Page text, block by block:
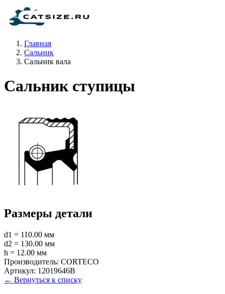
Главная
Сальник
Сальник вала
Сальник ступицы
Размеры детали
d1 = 110.00 мм
d2 = 130.00 мм
h = 12.00 мм
Производитель: CORTECO
Артикул: 12019646B
← Вернуться к списку